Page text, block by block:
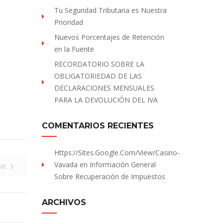
Tu Seguridad Tributaria es Nuestra
Prioridad
Nuevos Porcentajes de Retención
en la Fuente
RECORDATORIO SOBRE LA
OBLIGATORIEDAD DE LAS
DECLARACIONES MENSUALES
PARA LA DEVOLUCIÓN DEL IVA
COMENTARIOS RECIENTES
Https://sites.Google.com/view/Casino-
Vavada en Información General
Sobre Recuperación de Impuestos
ARCHIVOS